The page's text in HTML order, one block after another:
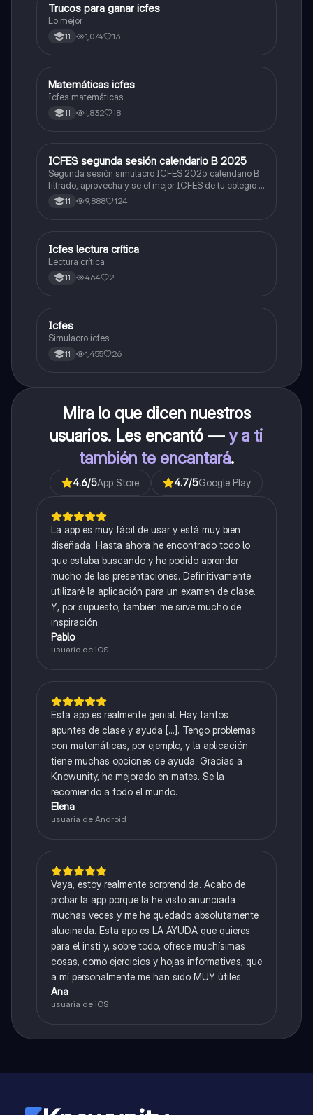
Química
Trucos para ganar icfes
Lo mejor
11 1,074 13
ICFES: Matemáticas
Matemáticas icfes
Icfes matemáticas
11 1,832 18
ICFES: Lectura Crítica
ICFES segunda sesión calendario B 2025
Segunda sesión simulacro ICFES 2025 calendario B
filtrado, aprovecha y se el mejor ICFES de tu colegio y
poder ingresar a universidad, y estudiar aquella
carrera con la que tanto sueñas.
11 9,888 124
Lengua Castellana
Icfes lectura crítica
Lectura crítica
11 464 2
ICFES: Sociales y Ciudadanas
Icfes
Simulacro icfes
11 1,455 26
Mira lo que dicen nuestros
usuarios. Les encantó —y a ti
también te encantará.
4.6/5App Store 4.7/5Google Play
La app es muy fácil de usar y está muy bien
diseñada. Hasta ahora he encontrado todo lo
que estaba buscando y he podido aprender
mucho de las presentaciones. Definitivamente
utilizaré la aplicación para un examen de clase.
Y, por supuesto, también me sirve mucho de
inspiración.
Pablo
usuario de iOS
Esta app es realmente genial. Hay tantos
apuntes de clase y ayuda [...]. Tengo problemas
con matemáticas, por ejemplo, y la aplicación
tiene muchas opciones de ayuda. Gracias a
Knowunity, he mejorado en mates. Se la
recomiendo a todo el mundo.
Elena
usuaria de Android
Vaya, estoy realmente sorprendida. Acabo de
probar la app porque la he visto anunciada
muchas veces y me he quedado absolutamente
alucinada. Esta app es LA AYUDA que quieres
para el insti y, sobre todo, ofrece muchísimas
cosas, como ejercicios y hojas informativas, que
a mí personalmente me han sido MUY útiles.
Ana
usuaria de iOS